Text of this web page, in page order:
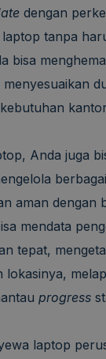
dengan
laptop tanpa
bisa
menyesuaikan
Anda juga
aman dengan
mendata
tepat,
lokasinya,
progress
laptop